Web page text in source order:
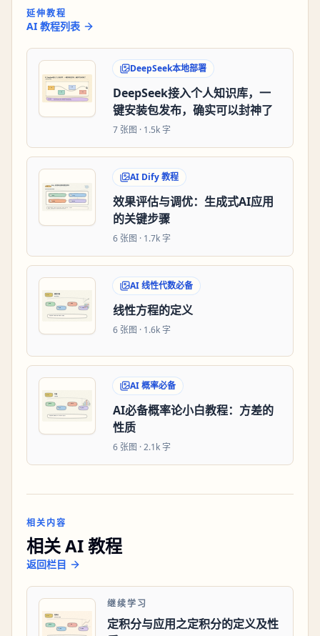
延伸教程
AI 教程列表
DeepSeek本地部署
DeepSeek接入个人知识库，一
键安装包发布，确实可以封神了
7 张图 · 1.5k 字
AI Dify 教程
效果评估与调优：生成式AI应用
的关键步骤
6 张图 · 1.7k 字
AI 线性代数必备
线性方程的定义
6 张图 · 1.6k 字
AI 概率必备
AI必备概率论小白教程：方差的
性质
6 张图 ·2.1k 字
相关内容
相关 AI 教程
返回栏目
继续学习
定积分与应用之定积分的定义及性